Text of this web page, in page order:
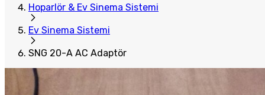
Hoparlör & Ev Sinema Sistemi
Ev Sinema Sistemi
SNG 20-A AC Adaptör